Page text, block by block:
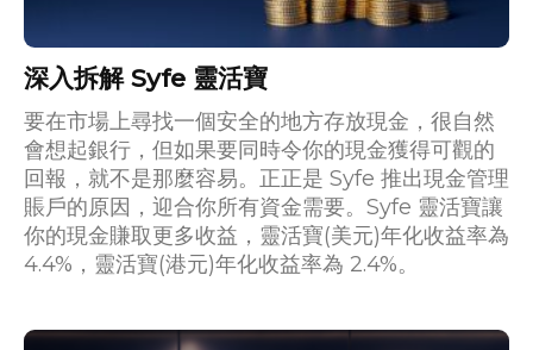
深入拆解 Syfe 靈活寶
要在市場上尋找一個安全的地方存放現金，很自然
會想起銀行，但如果要同時令你的現金獲得可觀的
回報，就不是那麼容易。正正是 Syfe 推出現金管理
賬戶的原因，迎合你所有資金需要。Syfe 靈活寶讓
你的現金賺取更多收益，靈活寶(美元)年化收益率為
4.4%，靈活寶(港元)年化收益率為 2.4%。